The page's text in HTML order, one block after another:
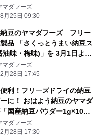
マダフーズ
月25日 09:30
納豆のヤマダフーズ フリー
品 「さくっとうまい納豆ス
油味・梅味)」を 3月1日より
マダフーズ
月28日 17:45
利！フリーズドライの納豆
に！ おはよう納豆のヤマダ
国産納豆パウダー1g×10」
り販売開始
マダフーズ
月28日 17:30